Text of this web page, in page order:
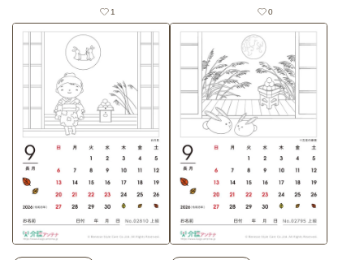
け介護レク素材 2026年9月の塗
り絵カレンダー「クリ」（カレ
ンダー作り・上級）です。 関連
キーワード：くり・栗・イガ・
毬・マロン・木の実・旬の味
覚・渋皮・山の幸
1
け介護レク素材 2026年8月の塗
り絵カレンダー「ヒマワリ」
（カレンダー作り・中級）で
り・サンフラワー・黄色花・大
輪・花畑・自然素材・植物景色
0